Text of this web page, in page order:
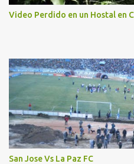
Video Perdido en un Hostal en
San Jose Vs La Paz FC